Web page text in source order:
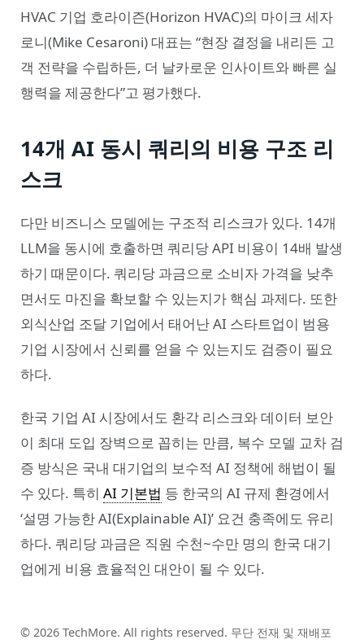
HVAC 기업 호라이즌(Horizon HVAC)의 마이크 세자
로니(Mike Cesaroni) 대표는 “현장 결정을 내리든 고
객 전략을 수립하든, 더 날카로운 인사이트와 빠른 실
행력을 제공한다”고 평가했다.
14개 AI 동시 쿼리의 비용 구조 리
스크
다만 비즈니스 모델에는 구조적 리스크가 있다. 14개
LLM을 동시에 호출하면 쿼리당 API 비용이 14배 발생
하기 때문이다. 쿼리당 과금으로 소비자 가격을 낮추
면서도 마진을 확보할 수 있는지가 핵심 과제다. 또한
외식산업 조달 기업에서 태어난 AI 스타트업이 범용
기업 시장에서 신뢰를 얻을 수 있는지도 검증이 필요
하다.
한국 기업 AI 시장에서도 환각 리스크와 데이터 보안
이 최대 도입 장벽으로 꼽히는 만큼, 복수 모델 교차 검
증 방식은 국내 대기업의 보수적 AI 정책에 해법이 될
수 있다. 특히 AI 기본법 등 한국의 AI 규제 환경에서
‘설명 가능한 AI(Explainable AI)’ 요건 충족에도 유리
하다. 쿼리당 과금은 직원 수천~수만 명의 한국 대기
업에게 비용 효율적인 대안이 될 수 있다.
© 2026 TechMore. All rights reserved. 무단 전재 및 재배포